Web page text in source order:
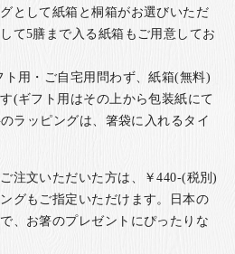
として紙箱と桐箱がお選びいただ
て5膳まで入る紙箱もご用意してお
用・ご自宅用問わず、紙箱(無料)
(ギフト用はその上から包装紙にて
ラッピングは、箸袋に入れるタイ
注文いただいた方は、￥440-(税別)
グもご指定いただけます。日本の
、お箸のプレゼントにぴったりな